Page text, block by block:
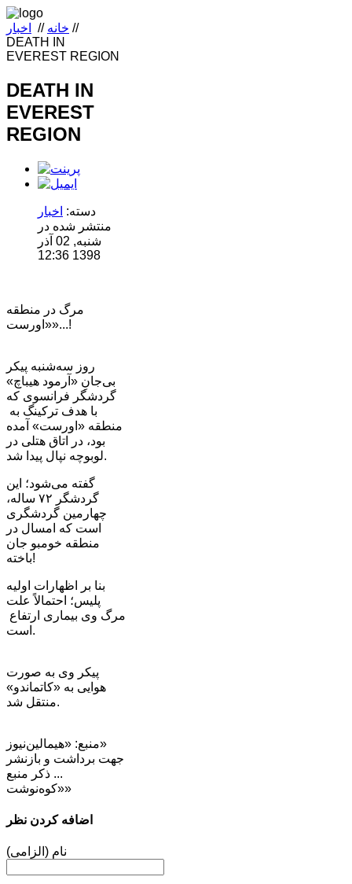
خانه // اخبار
//
DEATH IN
EVEREST REGION
DEATH IN
EVEREST
REGION
دسته: اخبار
منتشر شده در
شنبه, 02 آذر
1398 12:36
مرگ در منطقه
«اورست»...!
روز سه‌شنبه پیکر
بی‌جانِ «آرمود هیباچ»
گردشگر فرانسوی که
با هدف ترکینگ به
منطقه «اورست» آمده
بود، در اتاق هتلی در
لوبوچه نپال پیدا شد.
گفته می‌شود؛ این
گردشگر ۷۲ ساله،
چهارمین گردشگری
است که امسال در
منطقه خومبو جان
باخته!
بنا بر اظهارات اولیه
پلیس؛ احتمالاً علت
مرگ وی بیماری ارتفاع
است.
پیکر وی به صورت
هوایی به «کاتماندو»
منتقل شد.
منبع: «هیمالین‌نیوز»
جهت برداشت و بازنشر
... ذکر منبع
«کوه‌نوشت»
اضافه کردن نظر
نام (الزامی)